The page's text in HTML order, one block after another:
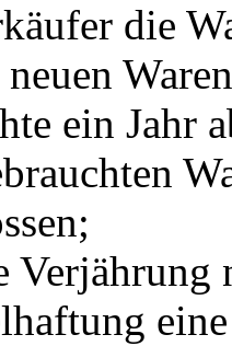
die
ein Jahr
Verjährung